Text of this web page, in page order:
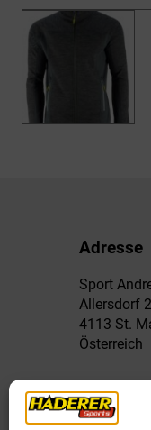
Adresse
Sport
Allersdorf
4113 St.
Österreich